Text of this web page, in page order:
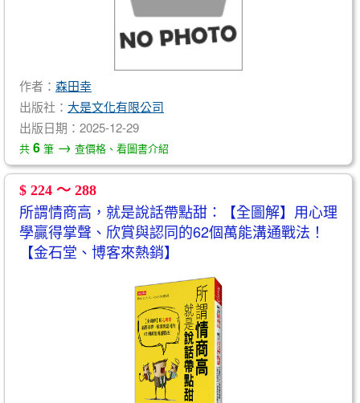
作者： 森田幸
出版社： 大是文化有限公司
出版日期：2025-12-29
共 6 筆 → 查價格、看圖書介紹
$ 224 ～ 288
所謂情商高，就是說話帶點甜：【全圖解】用心理
學贏得掌聲、欣賞與認同的62個萬能溝通戰法！
【金石堂、博客來熱銷】